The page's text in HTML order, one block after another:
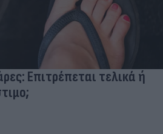
Επιτρέπεται τελικά ή